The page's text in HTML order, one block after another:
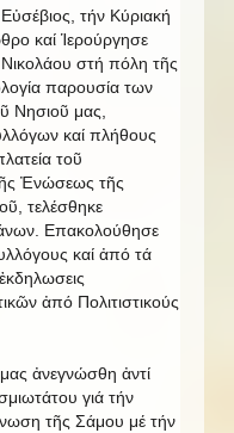
τήν Κύριακή
καί Ἱερούργησε
στή πόλη τῆς
παρουσία των
Νησιοῦ μας,
καί πλήθους
τοῦ
Ἐνώσεως τῆς
τελέσθηκε
Επακολούθησε
καί ἀπό τά
ἀπό Πολιτιστικούς
ἀνεγνώσθη ἀντί
γιά τήν
τῆς Σάμου μέ τήν